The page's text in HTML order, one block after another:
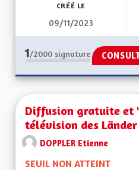
CRÉÉ LE
09/11/2023
1/2000 signature
Diffusion gratuite et
télévision des
DOPPLER Etienne
SEUIL NON ATTEINT